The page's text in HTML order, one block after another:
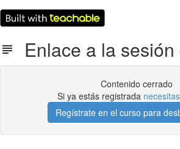
Enlace a la
Contenido cerrado
Si ya estás registrada
Regístrate en el curso para